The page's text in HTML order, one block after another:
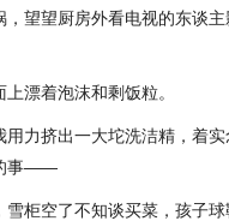
望望厨房外看电视的东谈
漂着泡沫和剩饭粒。
力挤出一大坨洗洁精，着
事——
雪柜空了不知谈买菜，孩子